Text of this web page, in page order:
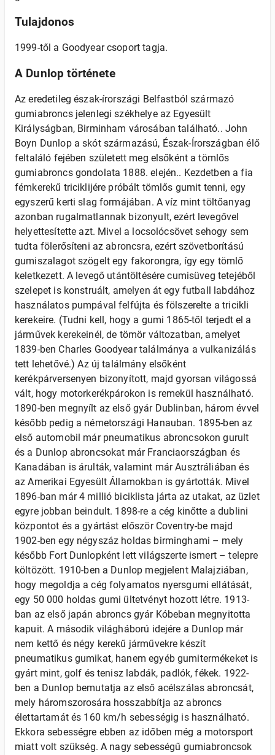
Tulajdonos
1999-től a Goodyear csoport tagja.
A Dunlop története
Az eredetileg észak-írországi Belfastból származó
gumiabroncs jelenlegi székhelye az Egyesült
Királyságban, Birminham városában található.. John
Boyn Dunlop a skót származású, Észak-Írországban élő
feltaláló fejében született meg elsőként a tömlős
gumiabroncs gondolata 1888. elején.. Kezdetben a fia
fémkerekű triciklijére próbált tömlős gumit tenni, egy
egyszerű kerti slag formájában. A víz mint töltőanyag
azonban rugalmatlannak bizonyult, ezért levegővel
helyettesítette azt. Mivel a locsolócsövet sehogy sem
tudta fölerősíteni az abroncsra, ezért szövetborítású
gumiszalagot szögelt egy fakorongra, így egy tömlő
keletkezett. A levegő utántöltésére cumisüveg tetejéből
szelepet is konstruált, amelyen át egy futball labdához
használatos pumpával felfújta és fölszerelte a tricikli
kerekeire. (Tudni kell, hogy a gumi 1865-től terjedt el a
járművek kerekeinél, de tömör változatban, amelyet
1839-ben Charles Goodyear találmánya a vulkanizálás
tett lehetővé.) Az új találmány elsőként
kerékpárversenyen bizonyított, majd gyorsan világossá
vált, hogy motorkerékpárokon is remekül használható.
1890-ben megnyílt az első gyár Dublinban, három évvel
később pedig a németországi Hanauban. 1895-ben az
első automobil már pneumatikus abroncsokon gurult
és a Dunlop abroncsokat már Franciaországban és
Kanadában is árulták, valamint már Ausztráliában és
az Amerikai Egyesült Államokban is gyártották. Mivel
1896-ban már 4 millió biciklista járta az utakat, az üzlet
egyre jobban beindult. 1898-re a cég kinőtte a dublini
központot és a gyártást először Coventry-be majd
1902-ben egy négyszáz holdas birminghami – mely
később Fort Dunlopként lett világszerte ismert – telepre
költözött. 1910-ben a Dunlop megjelent Malajziában,
hogy megoldja a cég folyamatos nyersgumi ellátását,
egy 50 000 holdas gumi ültetvényt hozott létre. 1913-
ban az első japán abroncs gyár Kóbeban megnyitotta
kapuit. A második világháború idejére a Dunlop már
nem kettő és négy kerekű járművekre készít
pneumatikus gumikat, hanem egyéb gumitermékeket is
gyárt mint, golf és tenisz labdák, padlók, fékek. 1922-
ben a Dunlop bemutatja az első acélszálas abroncsát,
mely háromszorosára hosszabbítja az abroncs
élettartamát és 160 km/h sebességig is használható.
Ekkora sebességre ebben az időben még a motorsport
miatt volt szükség. A nagy sebességű gumiabroncsok